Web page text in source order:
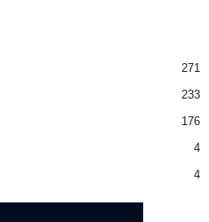
271
233
176
4
4